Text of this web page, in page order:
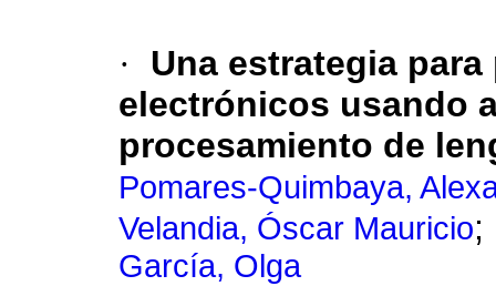
·
Una estrategia
electrónicos usando
procesamiento de
Pomares-Quimbaya,
Velandia, Óscar Mauricio;
García, Olga